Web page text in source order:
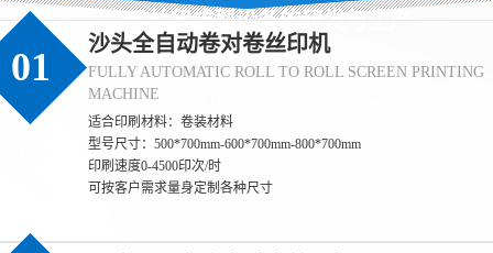
致力于丝印成型设备的研发与生产
01
沙头全自动卷对卷丝印机
FULLY AUTOMATIC ROLL TO ROLL SCREEN PRINTING
MACHINE
适合印刷材料：卷装材料
型号尺寸：500*700mm-600*700mm-800*700mm
印刷速度0-4500印次/时
可按客户需求量身定制各种尺寸